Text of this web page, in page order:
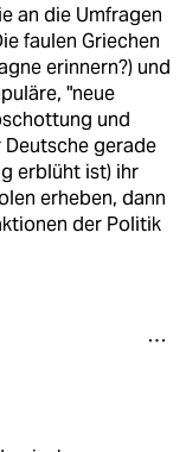
an die Umfragen
faulen Griechen
erinnern?) und
"neue
und
gerade
erblüht ist) ihr
erheben, dann
der Politik